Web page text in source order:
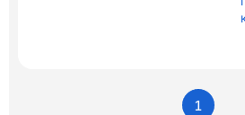
1